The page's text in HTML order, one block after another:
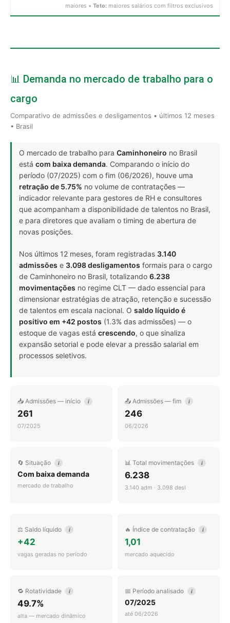
maiores • Teto: maiores salários com filtros exclusivos
📊 Demanda no mercado de trabalho para o
cargo
Comparativo de admissões e desligamentos • últimos 12 meses
• Brasil
O mercado de trabalho para Caminhoneiro no Brasil
está com baixa demanda. Comparando o início do
período (07/2025) com o fim (06/2026), houve uma
retração de 5.75% no volume de contratações —
indicador relevante para gestores de RH e consultores
que acompanham a disponibilidade de talentos no Brasil,
e para diretores que avaliam o timing de abertura de
novas posições.
Nos últimos 12 meses, foram registradas 3.140
admissões e 3.098 desligamentos formais para o cargo
de Caminhoneiro no Brasil, totalizando 6.238
movimentações no regime CLT — dado essencial para
dimensionar estratégias de atração, retenção e sucessão
de talentos em escala nacional. O saldo líquido é
positivo em +42 postos (1.3% das admissões) — o
estoque de vagas está crescendo, o que sinaliza
expansão setorial e pode elevar a pressão salarial em
processos seletivos.
📥 Admissões — início i
261
07/2025
📤 Admissões — fim i
246
06/2026
🔄 Situação i
Com baixa demanda
mercado de trabalho
📊 Total movimentações i
6.238
3.140 adm · 3.098 desl
⚖️ Saldo líquido i
+42
vagas geradas no período
🔥 Índice de contratação i
1,01
mercado aquecido
🔁 Rotatividade i
49.7%
alta — mercado dinâmico
📅 Período analisado i
07/2025
até 06/2026